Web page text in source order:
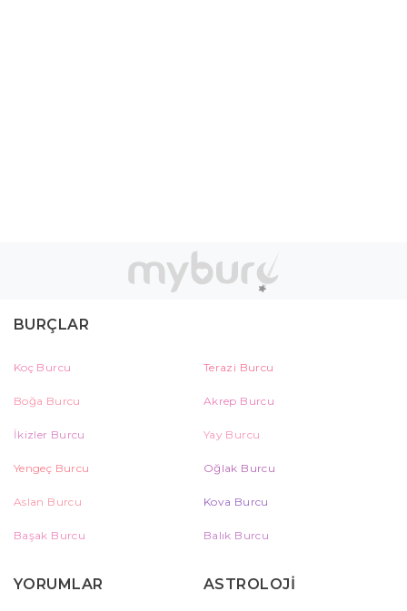
BURÇLAR
Koç Burcu Terazi Burcu
Boğa Burcu Akrep Burcu
İkizler Burcu Yay Burcu
Yengeç Burcu Oğlak Burcu
Aslan Burcu Kova Burcu
Başak Burcu Balık Burcu
YORUMLAR ASTROLOJİ